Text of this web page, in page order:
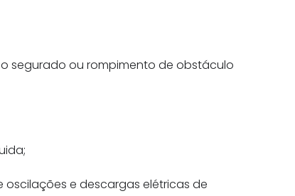
segurado ou rompimento de obstáculo
e descargas elétricas de